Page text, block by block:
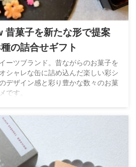
昔菓子を新たな形で提案
の詰合せギフト
ーツブランド。昔ながらのお菓子を
シャレな缶に詰め込んだ楽しい彩シ
デザイン感と彩り豊かな数々のお菓
です。